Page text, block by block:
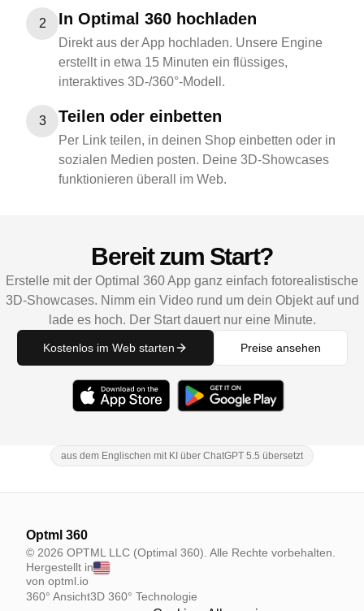
2 In Optimal 360 hochladen
Direkt aus der App hochladen. Unsere Engine
erstellt in etwa 15 Minuten ein flüssiges,
interaktives 3D-/360°-Modell.
3 Teilen oder einbetten
Per Link teilen, in deinen Shop einbetten oder in
sozialen Medien posten. Deine 3D-Showcases
funktionieren überall im Web.
Bereit zum Start?
Erstelle mit der Optimal 360 App ganz einfach fotorealistische
3D-Showcases. Nimm ein Video rund um dein Objekt auf und
lade es hoch. Der Start dauert nur eine Minute.
Kostenlos im Web starten Preise ansehen
aus dem Englischen mit KI über ChatGPT 5.5 übersetzt
Optml 360
© 2026 OPTML LLC (Optimal 360). Alle Rechte vorbehalten.
Hergestellt in
von optml.io
360° Ansicht3D 360° Technologie